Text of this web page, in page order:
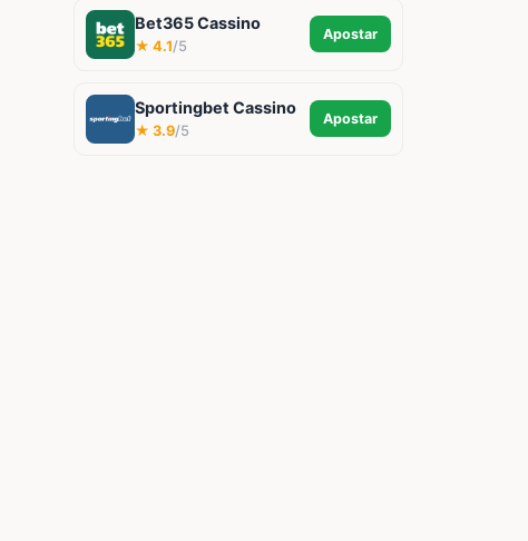
Bet365 Cassino
★ 4.1/5
Apostar
Sportingbet Cassino
★ 3.9/5
Apostar